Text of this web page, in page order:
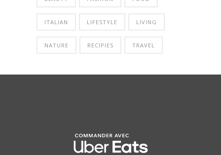
ITALIAN LIFESTYLE LIVING
NATURE RECIPIES TRAVEL